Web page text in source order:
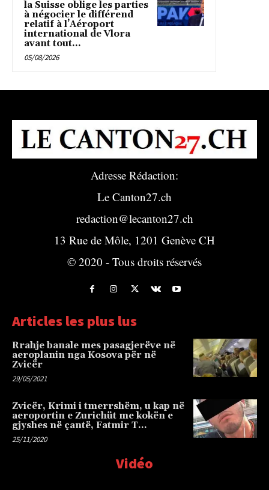
la Suisse oblige les parties
à négocier le différend
relatif à l’Aéroport
international de Vlora
avant tout...
05/08/2026
Adresse Rédaction:
Le Canton27.ch
redaction@lecanton27.ch
13 Rue de Môle, 1201 Genève CH
© 2020 - Tous droits réservés
Articles les plus lus
Rrahje banale mes pasagjerëve në
aeroplanin nga Kosova për në
Zvicër
29/05/2021
Zvicër, Krimi i tmerrshëm, u kap në
aeroportin e Zurichüt me kokën e
gjyshes në çantë, Fatmir T…
25/11/2020
Vidéo